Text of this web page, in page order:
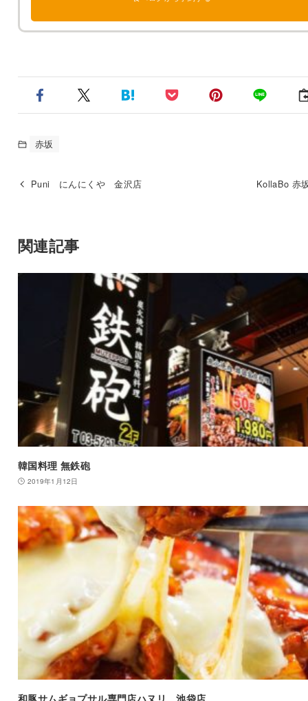
赤坂
Puni にんにくや 金沢店 KollaBo 赤
関連記事
韓国料理 無鉄砲
2019年1月12日
和豚サムギョプサル専門店ハヌリ 池袋店